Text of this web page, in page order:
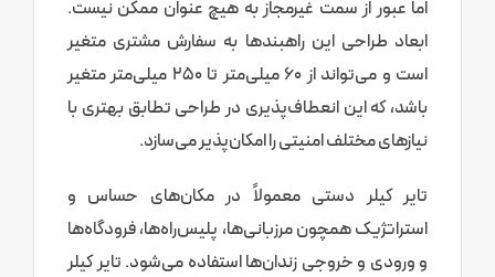
اما عبور از سمت غیرمجاز به هیچ عنوان ممکن نیست.
ابعاد طراحی این راهبندها به سفارش مشتری متغیر
است و می‌تواند از 60 میلی‌متر تا 250 میلی‌متر متغیر
باشد، که این انعطاف‌پذیری در طراحی تطابق بهتری با
نیازهای مختلف امنیتی را امکان‌پذیر می‌سازد.
تایر کیلر دستی معمولاً در مکان‌های حساس و
استراتژیک همچون مرزبانی‌ها، پلیس‌راه‌ها، فرودگاه‌ها
و ورودی و خروجی زندان‌ها استفاده می‌شود. تایر کیلر